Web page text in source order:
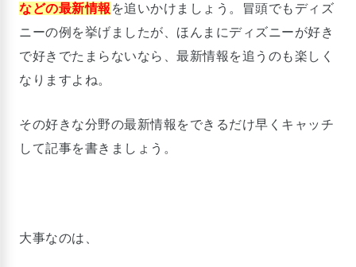
などの最新情報 を追いかけましょう。冒頭でもディズ
ニーの例を挙げましたが、ほんまにディズニーが好き
で好きでたまらないなら、最新情報を追うのも楽しく
なりますよね。
その好きな分野の最新情報をできるだけ早くキャッチ
して記事を書きましょう。
大事なのは、